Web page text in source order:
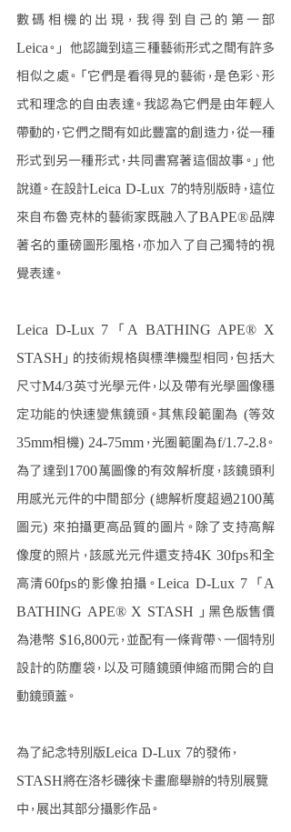
數碼相機的出現，我得到自己的第一部
Leica。」 他認識到這三種藝術形式之間有許多
相似之處。「它們是看得見的藝術，是色彩、形
式和理念的自由表達。我認為它們是由年輕人
帶動的，它們之間有如此豐富的創造力，從一種
形式到另一種形式，共同書寫著這個故事。」他
說道。在設計Leica D-Lux 7的特別版時，這位
來自布魯克林的藝術家既融入了BAPE®品牌
著名的重磅圖形風格，亦加入了自己獨特的視
覺表達。
Leica D-Lux 7 「A BATHING APE® X
STASH」的技術規格與標準機型相同，包括大
尺寸M4/3英寸光學元件，以及帶有光學圖像穩
定功能的快速變焦鏡頭。其焦段範圍為 (等效
35mm相機) 24-75mm，光圈範圍為f/1.7-2.8。
為了達到1700萬圖像的有效解析度，該鏡頭利
用感光元件的中間部分 (總解析度超過2100萬
圖元) 來拍攝更高品質的圖片。除了支持高解
像度的照片，該感光元件還支持4K 30fps和全
高清60fps的影像拍攝。Leica D-Lux 7 「A
BATHING APE® X STASH 」黑色版售價
為港幣 $16,800元，並配有一條背帶、一個特別
設計的防塵袋，以及可隨鏡頭伸縮而開合的自
動鏡頭蓋。
為了紀念特別版Leica D-Lux 7的發佈，
STASH將在洛杉磯徠卡畫廊舉辦的特別展覽
中，展出其部分攝影作品。